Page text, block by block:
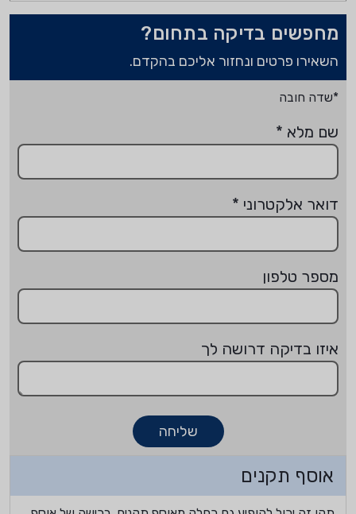
מחפשים בדיקה בתחום?
השאירו פרטים ונחזור אליכם בהקדם.
*שדה חובה
שם מלא *
דואר אלקטרוני *
מספר טלפון
איזו בדיקה דרושה לך
שליחה
אוסף תקנים